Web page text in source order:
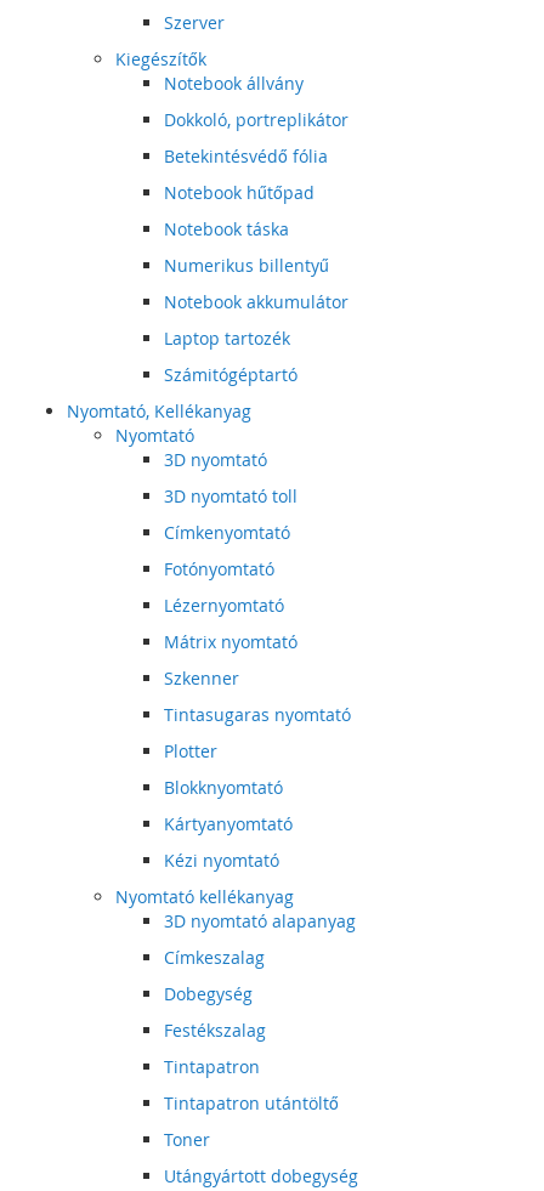
Szerver
Kiegészítők
Notebook állvány
Dokkoló, portreplikátor
Betekintésvédő fólia
Notebook hűtőpad
Notebook táska
Numerikus billentyű
Notebook akkumulátor
Laptop tartozék
Számitógéptartó
Nyomtató, Kellékanyag
Nyomtató
3D nyomtató
3D nyomtató toll
Címkenyomtató
Fotónyomtató
Lézernyomtató
Mátrix nyomtató
Szkenner
Tintasugaras nyomtató
Plotter
Blokknyomtató
Kártyanyomtató
Kézi nyomtató
Nyomtató kellékanyag
3D nyomtató alapanyag
Címkeszalag
Dobegység
Festékszalag
Tintapatron
Tintapatron utántöltő
Toner
Utángyártott dobegység